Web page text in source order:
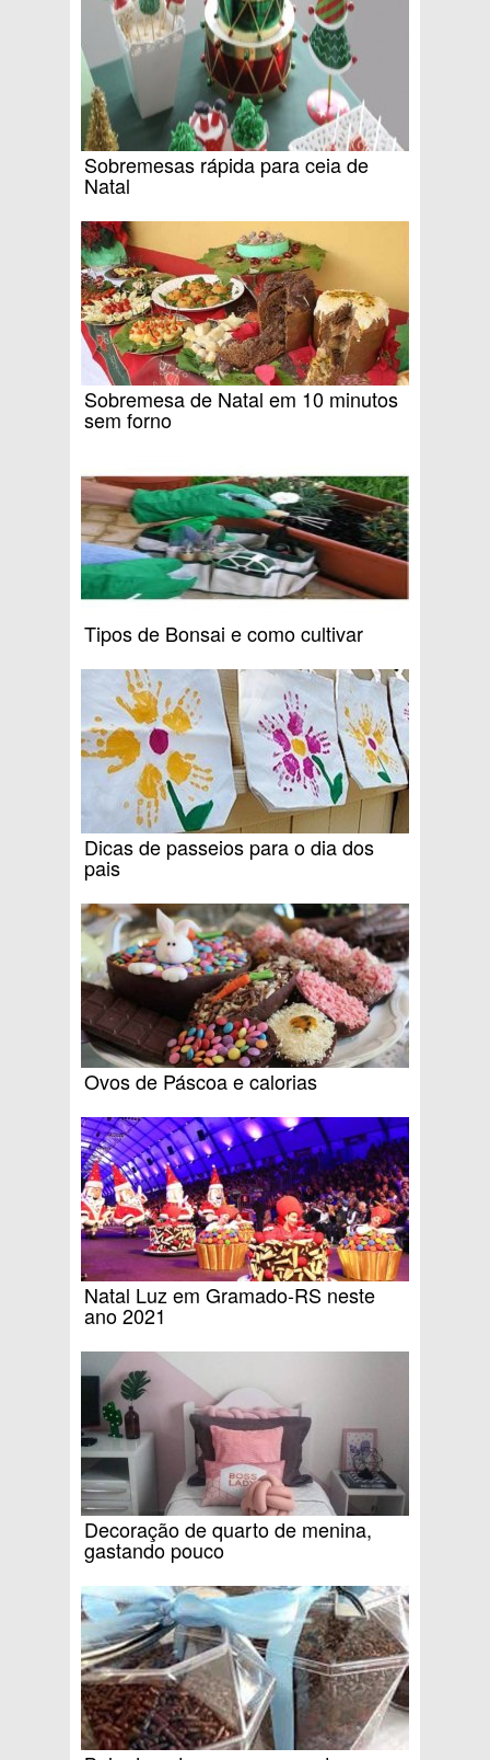
Sobremesas rápida para ceia de
Natal
Sobremesa de Natal em 10 minutos
sem forno
Tipos de Bonsai e como cultivar
Dicas de passeios para o dia dos
pais
Ovos de Páscoa e calorias
Natal Luz em Gramado-RS neste
ano 2021
Decoração de quarto de menina,
gastando pouco